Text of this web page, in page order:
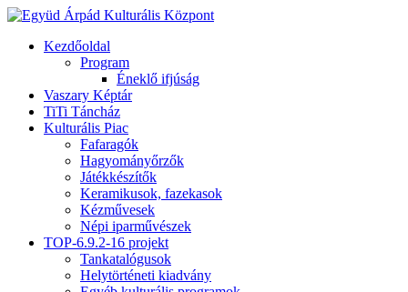
Kezdőoldal
Program
Éneklő ifjúság
Vaszary Képtár
TiTi Táncház
Kulturális Piac
Fafaragók
Hagyományőrzők
Játékkészítők
Keramikusok, fazekasok
Kézművesek
Népi iparművészek
TOP-6.9.2-16 projekt
Tankatalógusok
Helytörténeti kiadvány